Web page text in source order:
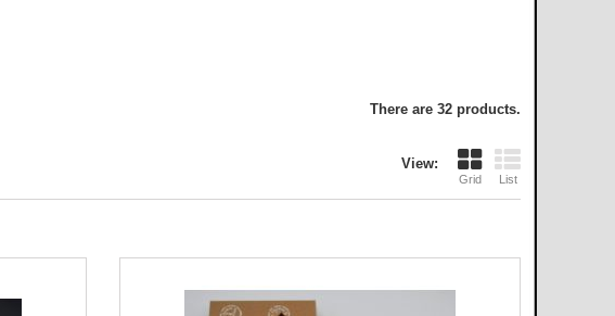
There are 32 products.
View:
Grid List